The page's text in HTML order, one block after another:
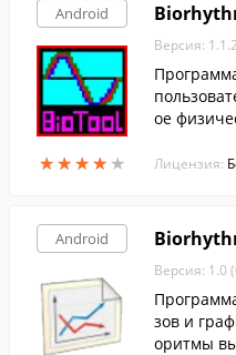
Android
★★★★ ★
★★★★ ★
Версия:
ое
дый день.
Лицензия:
Android
Версия: 1.0
зов и
оритмы вы